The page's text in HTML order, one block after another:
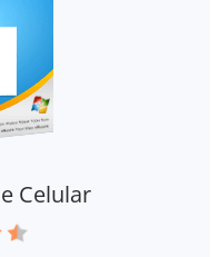
Celular